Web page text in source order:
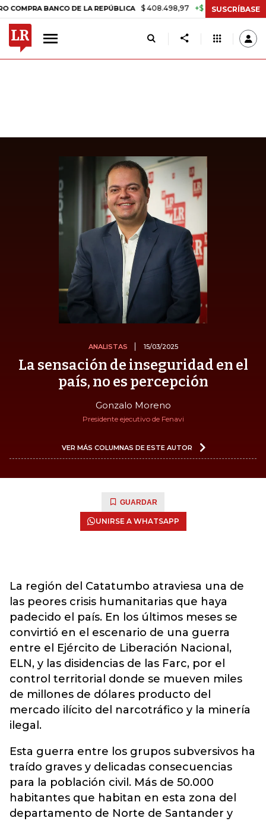
BANCO DE LA REPÚBLICA $ 408.498,97 +$ 8.753,81 +2,19%
SUSCRÍBASE
ANALISTAS 15/03/2025
La sensación de inseguridad en el
país, no es percepción
Gonzalo Moreno
Presidente ejecutivo de Fenavi
VER MÁS COLUMNAS DE ESTE AUTOR
GUARDAR
UNIRSE A WHATSAPP
La región del Catatumbo atraviesa una de
las peores crisis humanitarias que haya
padecido el país. En los últimos meses se
convirtió en el escenario de una guerra
entre el Ejército de Liberación Nacional,
ELN, y las disidencias de las Farc, por el
control territorial donde se mueven miles
de millones de dólares producto del
mercado ilícito del narcotráfico y la minería
ilegal.
Esta guerra entre los grupos subversivos ha
traído graves y delicadas consecuencias
para la población civil. Más de 50.000
habitantes que habitan en esta zona del
departamento de Norte de Santander y